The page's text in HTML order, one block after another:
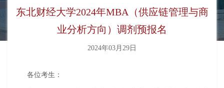
东北财经大学2024年MBA（供应链管理与商
业分析方向）调剂预报名
2024年03月29日
各位考生：